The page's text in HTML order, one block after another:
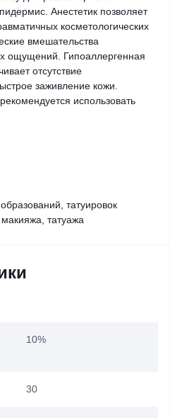
Анестетик позволяет
косметологических
вмешательства
ощущений. Гипоаллергенная
отсутствие
заживление кожи.
использовать
татуировок
татуажа
10%
30